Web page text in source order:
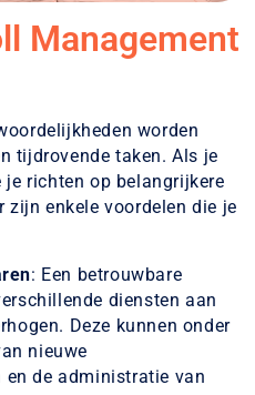
Management
worden
tijdrovende taken. Als je
je richten op belangrijkere
enkele voordelen die je
: Een betrouwbare
diensten aan
Deze kunnen onder
nieuwe
de administratie van